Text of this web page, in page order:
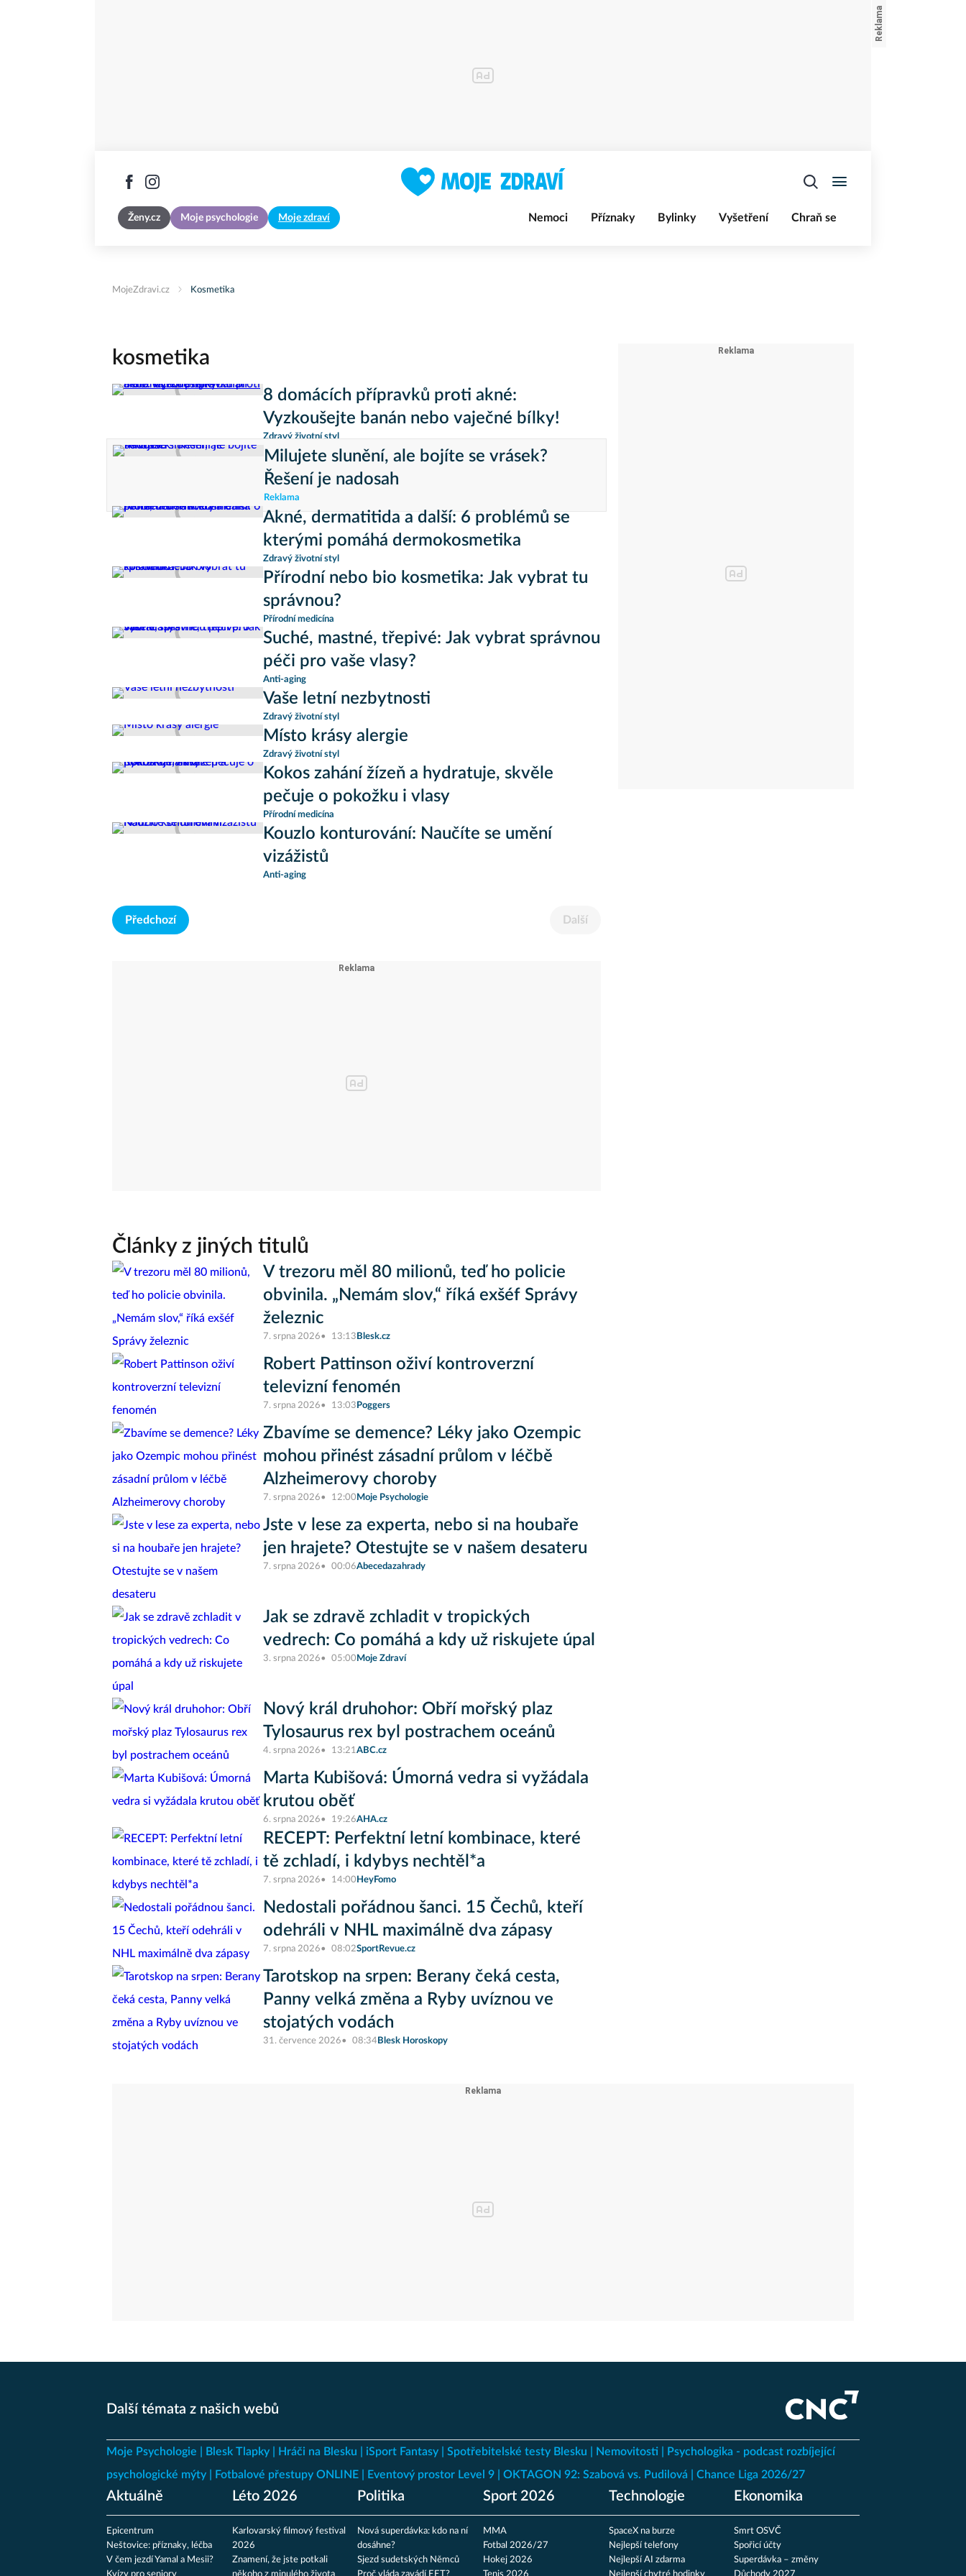
Ženy.cz Moje psychologie Moje zdraví Nemoci Příznaky Bylinky Vyšetření Chraň se
MojeZdravi.cz Kosmetika
kosmetika
8 domácích přípravků proti akné:
Vyzkoušejte banán nebo vaječné bílky!
Zdravý životní styl
Milujete slunění, ale bojíte se vrásek?
Řešení je nadosah
Reklama
Akné, dermatitida a další: 6 problémů se
kterými pomáhá dermokosmetika
Zdravý životní styl
Přírodní nebo bio kosmetika: Jak vybrat tu
správnou?
Přírodní medicína
Suché, mastné, třepivé: Jak vybrat správnou
péči pro vaše vlasy?
Anti-aging
Vaše letní nezbytnosti
Zdravý životní styl
Místo krásy alergie
Zdravý životní styl
Kokos zahání žízeň a hydratuje, skvěle
pečuje o pokožku i vlasy
Přírodní medicína
Kouzlo konturování: Naučíte se umění
vizážistů
Anti-aging
Předchozí Další
Články z jiných titulů
V trezoru měl 80 milionů, teď ho policie
obvinila. „Nemám slov,“ říká exšéf Správy
železnic
7. srpna 2026 13:13 Blesk.cz
Robert Pattinson oživí kontroverzní
televizní fenomén
7. srpna 2026 13:03 Poggers
Zbavíme se demence? Léky jako Ozempic
mohou přinést zásadní průlom v léčbě
Alzheimerovy choroby
7. srpna 2026 12:00 Moje Psychologie
Jste v lese za experta, nebo si na houbaře
jen hrajete? Otestujte se v našem desateru
7. srpna 2026 00:06Abecedazahrady
Jak se zdravě zchladit v tropických
vedrech: Co pomáhá a kdy už riskujete úpal
3. srpna 2026 05:00 Moje Zdraví
Nový král druhohor: Obří mořský plaz
Tylosaurus rex byl postrachem oceánů
4. srpna 2026 13:21ABC.cz
Marta Kubišová: Úmorná vedra si vyžádala
krutou oběť
6. srpna 2026 19:26AHA.cz
RECEPT: Perfektní letní kombinace, které
tě zchladí, i kdybys nechtěl*a
7. srpna 2026 14:00 HeyFomo
Nedostali pořádnou šanci. 15 Čechů, kteří
odehráli v NHL maximálně dva zápasy
7. srpna 2026 08:02SportRevue.cz
Tarotskop na srpen: Berany čeká cesta,
Panny velká změna a Ryby uvíznou ve
stojatých vodách
31. července 2026 08:34 Blesk Horoskopy
Další témata z našich webů
Moje Psychologie Blesk Tlapky Hráči na Blesku iSport Fantasy Spotřebitelské testy Blesku Nemovitosti
Psychologika - podcast rozbíjející
psychologické mýty
Fotbalové přestupy ONLINE Eventový prostor Level 9 OKTAGON 92: Szabová vs. Pudilová Chance Liga 2026/27
Aktuálně
Epicentrum
Neštovice: příznaky, léčba
V čem jezdí Yamal a Mesii?
Léto 2026
Karlovarský filmový festival
2026
Znamení, že jste potkali
Politika
Nová superdávka: kdo na ní
dosáhne?
Sjezd sudetských Němců
Sport 2026
MMA
Fotbal 2026/27
Hokej 2026
Technologie
SpaceX na burze
Nejlepší telefony
Nejlepší AI zdarma
Ekonomika
Smrt OSVČ
Spořicí účty
Superdávka – změny